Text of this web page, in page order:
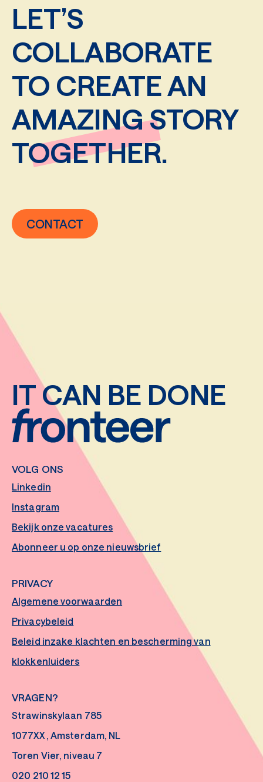
LET’S
COLLABORATE
TO CREATE AN
AMAZING STORY
TOGETHER.
CONTACT
IT CAN BE DONE
VOLG ONS
Linkedin
Instagram
Bekijk onze vacatures
Abonneer u op onze nieuwsbrief
PRIVACY
Algemene voorwaarden
Privacybeleid
Beleid inzake klachten en bescherming van
klokkenluiders
VRAGEN?
Strawinskylaan 785
1077XX , Amsterdam, NL
Toren Vier, niveau 7
020 210 12 15